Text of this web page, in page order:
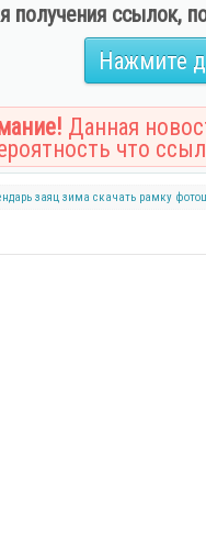
получения ссылок,
Нажмите
Данная
что
заяц зима скачать рамку